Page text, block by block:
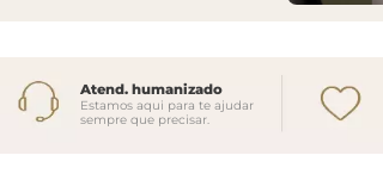
Atend. humanizado
Estamos aqui para te ajudar
sempre que precisar.